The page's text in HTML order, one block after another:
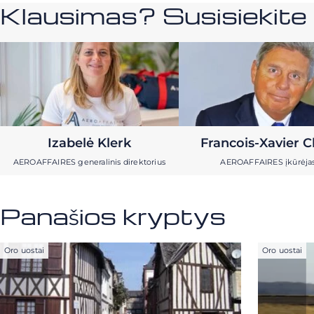
Klausimas? Susisiekite
Izabelė Klerk
AEROAFFAIRES generalinis direktorius
Francois-Xavier
AEROAFFAIRES
Panašios kryptys
Oro uostai Oro uostai